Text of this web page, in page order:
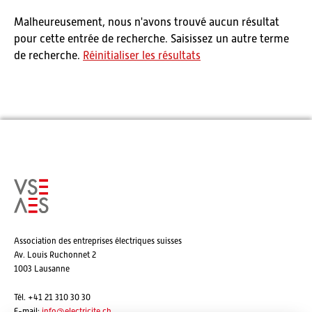
Malheureusement, nous n'avons trouvé aucun résultat
pour cette entrée de recherche. Saisissez un autre terme
de recherche. Réinitialiser les résultats
Association des entreprises électriques suisses
Av. Louis Ruchonnet 2
1003 Lausanne
Tél. +41 21 310 30 30